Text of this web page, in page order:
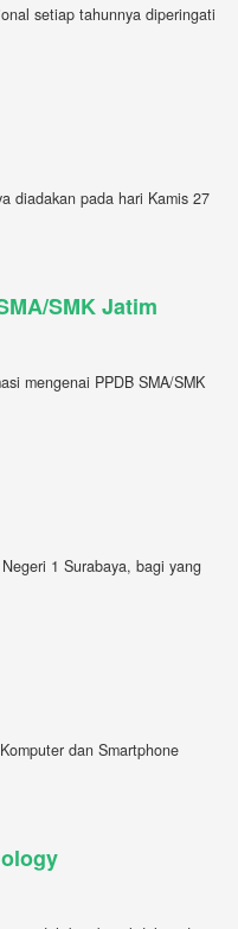
setiap tahunnya diperingati
diadakan pada hari Kamis 27
SMK Jatim
mengenai PPDB SMA/SMK
1 Surabaya, bagi yang
dan Smartphone